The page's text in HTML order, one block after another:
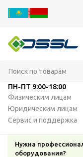
ПН-ПТ 9:00-18:00
Физическим лицам
Юридическим лицам
Сервис и поддержка
Нужна
оборудования?